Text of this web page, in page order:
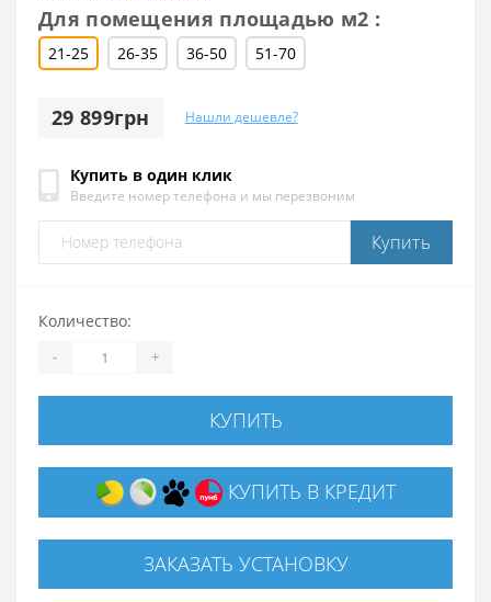
Для помещения площадью м2 :
21-25 26-35 36-50 51-70
29 899грн Нашли дешевле?
Купить в один клик
Введите номер телефона и мы перезвоним
Купить
Количество:
- +
КУПИТЬ
КУПИТЬ В КРЕДИТ
ЗАКАЗАТЬ УСТАНОВКУ